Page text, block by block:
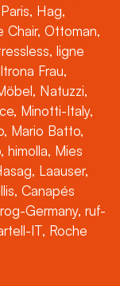
Hag,
Chair, Ottoman,
ligne
Frau,
Natuzzi,
Minotti-Italy,
Mario Batto,
himolla, Mies
Laauser,
Canapés
Germany, ruf-
IT, Roche